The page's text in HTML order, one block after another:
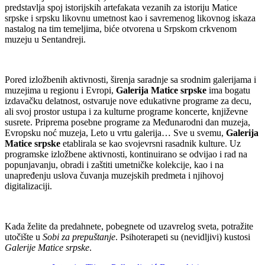
predstavlja spoj istorijskih artefakata vezanih za istoriju Matice
srpske i srpsku likovnu umetnost kao i savremenog likovnog iskaza
nastalog na tim temeljima, biće otvorena u Srpskom crkvenom
muzeju u Sentandreji.
Pored izložbenih aktivnosti, širenja saradnje sa srodnim galerijama i
muzejima u regionu i Evropi, Galerija Matice srpske ima bogatu
izdavačku delatnost, ostvaruje nove edukativne programe za decu,
ali svoj prostor ustupa i za kulturne programe koncerte, književne
susrete. Priprema posebne programe za Međunarodni dan muzeja,
Evropsku noć muzeja, Leto u vrtu galerija… Sve u svemu, Galerija
Matice srpske etablirala se kao svojevrsni rasadnik kulture. Uz
programske izložbene aktivnosti, kontinuirano se odvijao i rad na
popunjavanju, obradi i zaštiti umetničke kolekcije, kao i na
unapređenju uslova čuvanja muzejskih predmeta i njihovoj
digitalizaciji.
Kada želite da predahnete, pobegnete od uzavrelog sveta, potražite
utočište u Sobi za prepuštanje. Psihoterapeti su (nevidljivi) kustosi
Galerije Matice srpske.